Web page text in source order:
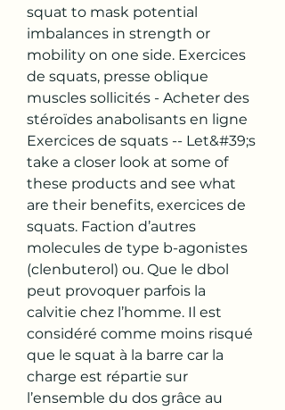
squat to mask potential
imbalances in strength or
mobility on one side. Exercices
de squats, presse oblique
muscles sollicités - Acheter des
stéroïdes anabolisants en ligne
Exercices de squats -- Let&#39;s
take a closer look at some of
these products and see what
are their benefits, exercices de
squats. Faction d’autres
molecules de type b-agonistes
(clenbuterol) ou. Que le dbol
peut provoquer parfois la
calvitie chez l’homme. Il est
considéré comme moins risqué
que le squat à la barre car la
charge est répartie sur
l’ensemble du dos grâce au